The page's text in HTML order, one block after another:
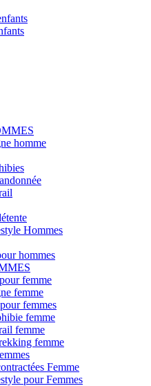
homme
Hommes
hommes
femme
femme
femmes
femme
femme
femme
Femme
pour Femmes